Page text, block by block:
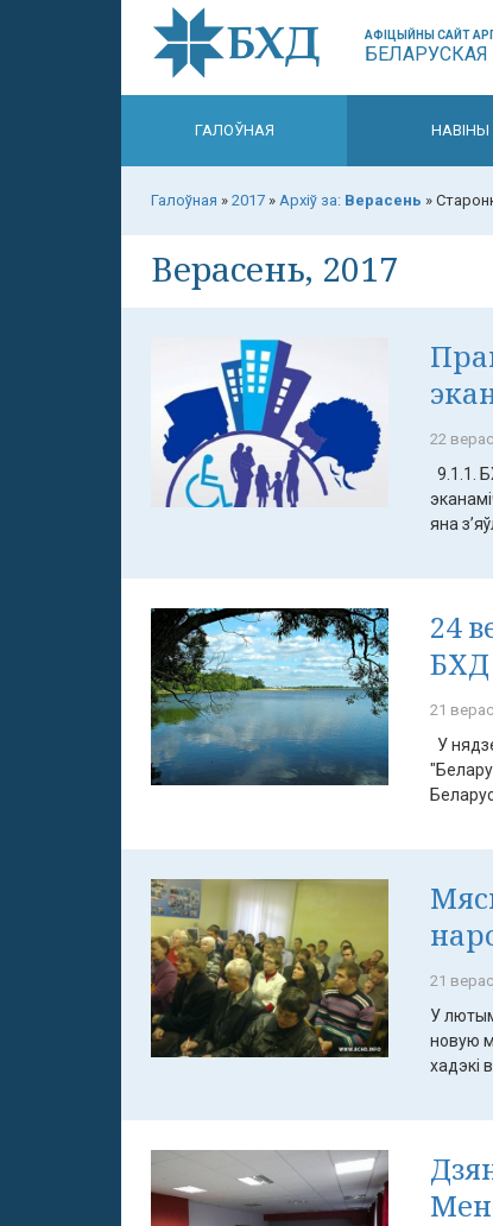
АФІЦЫЙНЫ САЙТ
ГАЛОЎНАЯ НАВІНЫ
Галоўная » 2017 » Архіў за: Верасень »
Верасень, 2017
22
9.1.1.
яна
24
БХД
21
У
21
У
новую
хадэкі